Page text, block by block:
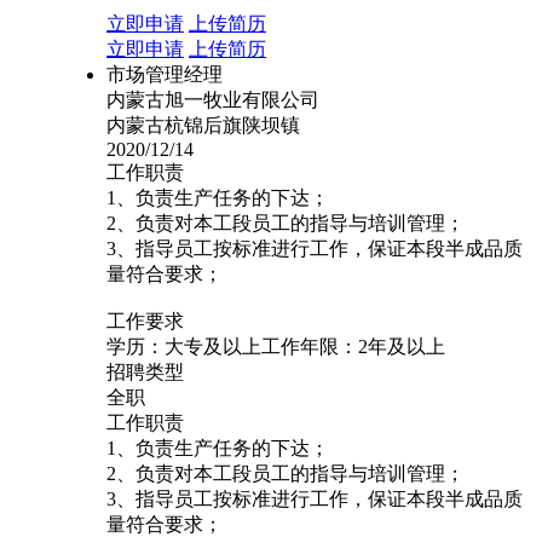
立即申请
上传简历
立即申请
上传简历
市场管理经理
内蒙古旭一牧业有限公司
内蒙古杭锦后旗陕坝镇
2020/12/14
工作职责
1、负责生产任务的下达；
2、负责对本工段员工的指导与培训管理；
3、指导员工按标准进行工作，保证本段半成品质
量符合要求；
工作要求
学历：大专及以上工作年限：2年及以上
招聘类型
全职
工作职责
1、负责生产任务的下达；
2、负责对本工段员工的指导与培训管理；
3、指导员工按标准进行工作，保证本段半成品质
量符合要求；